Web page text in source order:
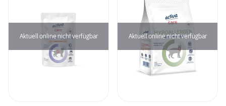
Aktuell online nicht verfügbar Aktuell online nicht verfügbar